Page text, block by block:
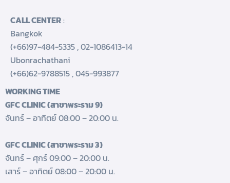
CALL CENTER:
Bangkok
(+66)97-484-5335,02-1086413-14
Ubonrachathani
(+66)62-9788515,045-993877
WORKING TIME
GFC CLINIC (สาขาพระราม 9)
จันทร์ – อาทิตย์ 08:00 – 20:00 น.
GFC CLINIC (สาขาพระราม 3)
จันทร์ – ศุกร์ 09:00 – 20:00 น.
เสาร์ – อาทิตย์ 08:00 – 20:00 น.